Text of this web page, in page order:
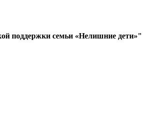
поддержки семьи «Нелишние дети»"